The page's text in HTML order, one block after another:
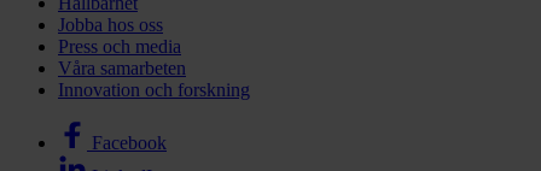
Jobba hos oss
Press och media
Våra samarbeten
Innovation och forskning
Facebook